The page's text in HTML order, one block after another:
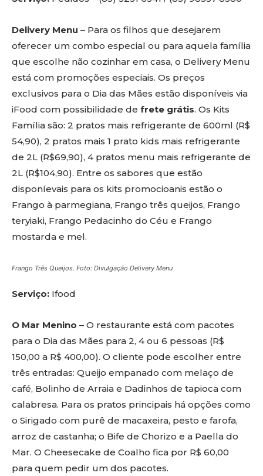
Delivery Menu – Para os filhos que desejarem
oferecer um combo especial ou para aquela família
que escolhe não cozinhar em casa, o Delivery Menu
está com promoções especiais. Os preços
exclusivos para o Dia das Mães estão disponíveis via
iFood com possibilidade de frete grátis. Os Kits
Família são: 2 pratos mais refrigerante de 600ml (R$
54,90), 2 pratos mais 1 prato kids mais refrigerante
de 2L (R$69,90), 4 pratos menu mais refrigerante de
2L (R$104,90). Entre os sabores que estão
disponíevais para os kits promocioanis estão o
Frango à parmegiana, Frango três queijos, Frango
teryiaki, Frango Pedacinho do Céu e Frango
mostarda e mel.
Frango Três Queijos. Foto: Divulgação Delivery Menu
Serviço: Ifood
O Mar Menino – O restaurante está com pacotes
para o Dia das Mães para 2, 4 ou 6 pessoas (R$
150,00 a R$ 400,00). O cliente pode escolher entre
três entradas: Queijo empanado com melaço de
café, Bolinho de Arraia e Dadinhos de tapioca com
calabresa. Para os pratos principais há opções como
o Sirigado com purê de macaxeira, pesto e farofa,
arroz de castanha; o Bife de Chorizo e a Paella do
Mar. O Cheesecake de Coalho fica por R$ 60,00
para quem pedir um dos pacotes.